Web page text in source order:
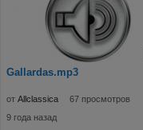
Gallardas.mp3
от Allclassica
67 просмотров
9 года назад